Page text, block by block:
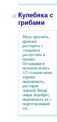
Кулебяка с
грибами
Муку просеять,
дрожжи
растереть с
сахаром и
распустить в
молоке.
Оставшимся
молоком залить
1/2 стакана муки,
хорошо
перемешать,
растирая
ложкой. Когда
опара подойдет,
перемешать ее с
подготовленной
см...